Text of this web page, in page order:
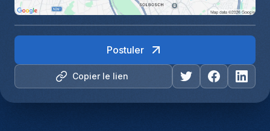
Copier le lien
Postuler